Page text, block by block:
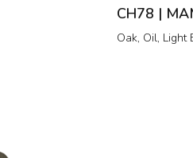
CH78 |
Oak, Oil, Light